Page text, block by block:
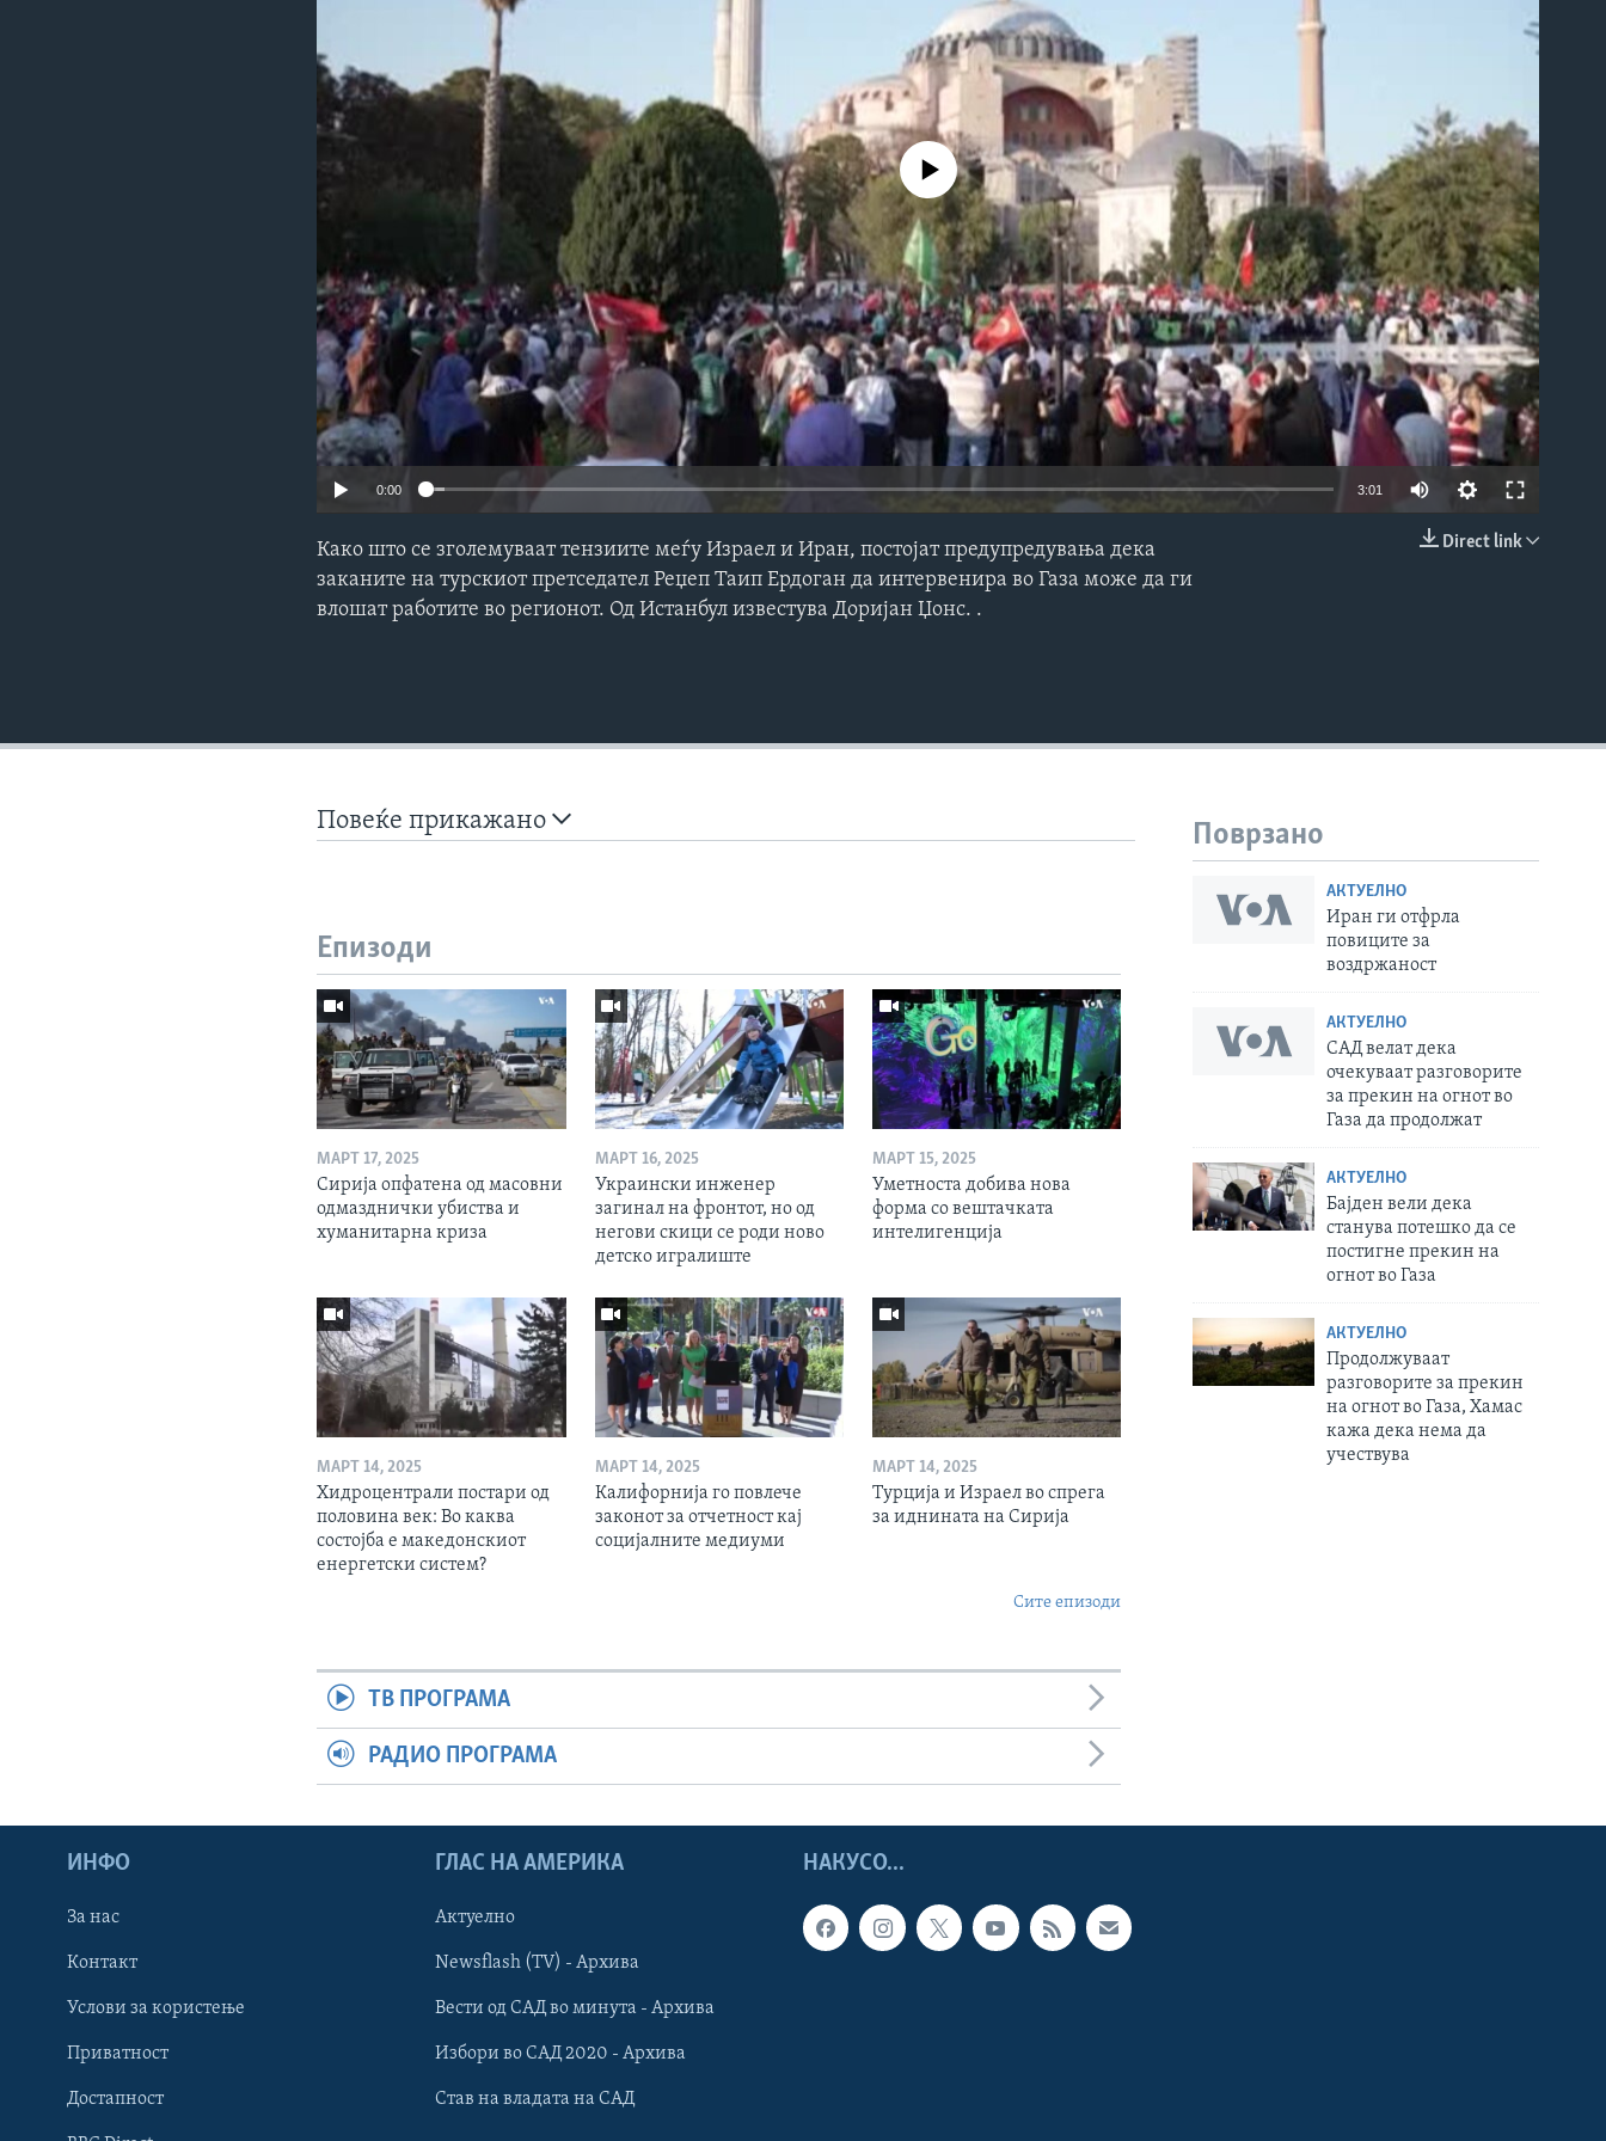
Learning English
НАКУСО...
No media source currently available
0:00 3:01
Direct link
Како што се зголемуваат тензиите меѓу Израел и Иран, постојат предупредувања дека
заканите на турскиот претседател Реџеп Таип Ердоган да интервенира во Газа може да ги
влошат работите во регионот. Од Истанбул известува Доријан Џонс. .
Повеќе прикажано Поврзано
АКТУЕЛНО
Иран ги отфрла
повиците за
воздржаност
АКТУЕЛНО
САД велат дека
очекуваат разговорите
за прекин на огнот во
Газа да продолжат
АКТУЕЛНО
Бајден вели дека
станува потешко да се
постигне прекин на
огнот во Газа
АКТУЕЛНО
Продолжуваат
разговорите за прекин
на огнот во Газа, Хамас
кажа дека нема да
учествува
Епизоди
МАРТ 17, 2025
Сирија опфатена од масовни
одмазднички убиства и
хуманитарна криза
МАРТ 16, 2025
Украински инженер
загинал на фронтот, но од
негови скици се роди ново
детско игралиште
МАРТ 15, 2025
Уметноста добива нова
форма со вештачката
интелигенција
МАРТ 14, 2025
Хидроцентрали постари од
половина век: Во каква
состојба е македонскиот
енергетски систем?
МАРТ 14, 2025
Калифорнија го повлече
законот за отчетност кај
социјалните медиуми
МАРТ 14, 2025
Турција и Израел во спрега
за иднината на Сирија
Сите епизоди
ТВ ПРОГРАМА
РАДИО ПРОГРАМА
НАКУСО...
ИНФО
За нас
Контакт
Услови за користење
Приватност
Достапност
ГЛАС НА АМЕРИКА
Актуелно
Newsflash (TV) - Архива
Вести од САД во минута - Архива
Избори во САД 2020 - Архива
Став на владата на САД